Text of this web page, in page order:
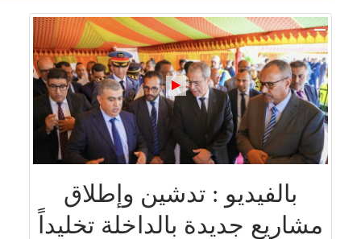
بالفيديو : تدشين وإطلاق
مشاريع جديدة بالداخلة تخليداً